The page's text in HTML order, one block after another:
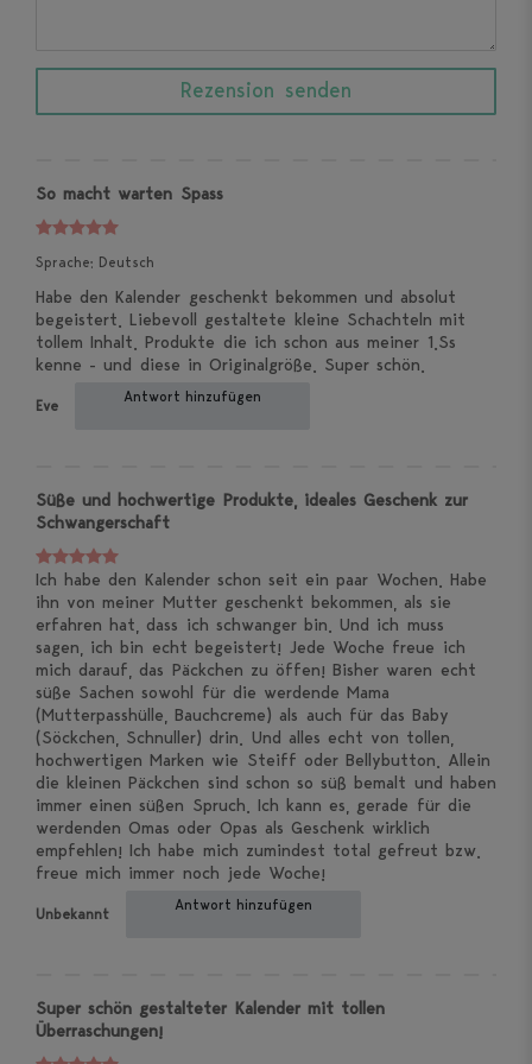
Rezension senden
So macht warten Spass
Sprache: Deutsch
Habe den Kalender geschenkt bekommen und absolut
begeistert. Liebevoll gestaltete kleine Schachteln mit
tollem Inhalt. Produkte die ich schon aus meiner 1.Ss
kenne - und diese in Originalgröße. Super schön.
Eve Antwort hinzufügen
Süße und hochwertige Produkte, ideales Geschenk zur
Schwangerschaft
Ich habe den Kalender schon seit ein paar Wochen. Habe
ihn von meiner Mutter geschenkt bekommen, als sie
erfahren hat, dass ich schwanger bin. Und ich muss
sagen, ich bin echt begeistert! Jede Woche freue ich
mich darauf, das Päckchen zu öffen! Bisher waren echt
süße Sachen sowohl für die werdende Mama
(Mutterpasshülle, Bauchcreme) als auch für das Baby
(Söckchen, Schnuller) drin. Und alles echt von tollen,
hochwertigen Marken wie Steiff oder Bellybutton. Allein
die kleinen Päckchen sind schon so süß bemalt und haben
immer einen süßen Spruch. Ich kann es, gerade für die
werdenden Omas oder Opas als Geschenk wirklich
empfehlen! Ich habe mich zumindest total gefreut bzw.
freue mich immer noch jede Woche!
Unbekannt Antwort hinzufügen
Super schön gestalteter Kalender mit tollen
Überraschungen!